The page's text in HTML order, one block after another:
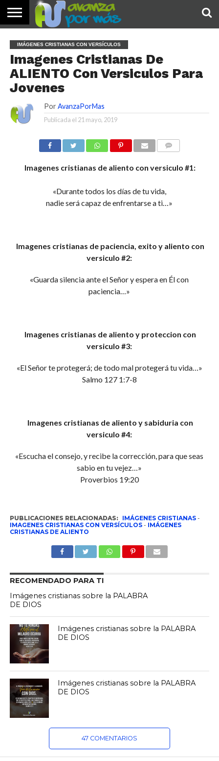
PALABRA
DE HOY
DEVOCIONALES
NOTICIAS
TESTIMONIOS
ORACIONES
SOBRE
NOSOTROS
IMÁGENES
IMÁGENES CRISTIANAS CON VERSÍCULOS
Imagenes Cristianas De
ALIENTO Con Versiculos Para
Jovenes
Por AvanzaPorMas
Publicada el 21 mayo, 2019
Imagenes cristianas de aliento con versiculo #1:
«Durante todos los días de tu vida,
nadie será capaz de enfrentarse a ti…»
Imagenes cristianas de paciencia, exito y aliento con
versiculo #2:
«Guarda silencia ante el Señor y espera en Él con
paciencia…»
Imagenes cristianas de aliento y proteccion con
versiculo #3:
«El Señor te protegerá; de todo mal protegerá tu vida…»
Salmo 127 1:7-8
Imagenes cristianas de aliento y sabiduria con
versiculo #4:
«Escucha el consejo, y recibe la corrección, para que seas
sabio en tu vejez…»
Proverbios 19:20
PUBLICACIONES RELACIONADAS: IMÁGENES CRISTIANAS-
IMAGENES CRISTIANAS CON VERSÍCULOS- IMÁGENES
CRISTIANAS DE ALIENTO
RECOMENDADO PARA TI
Imágenes cristianas sobre la PALABRA
DE DIOS
Imágenes cristianas sobre la PALABRA
DE DIOS
Imágenes cristianas sobre la PALABRA
DE DIOS
47 COMENTARIOS